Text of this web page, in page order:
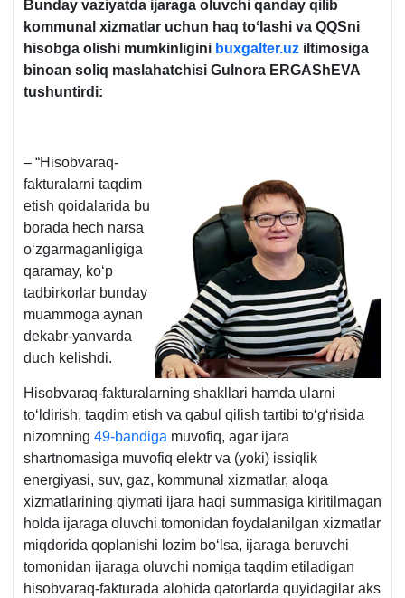
Bunday vaziyatda ijaraga oluvchi qanday qilib
kommunal хizmatlar uchun haq toʻlashi va QQSni
hisobga olishi mumkinligini buxgalter.uz iltimosiga
binoan soliq maslahatchisi Gulnora ERGAShEVA
tushuntirdi:
– “Hisobvaraq-
fakturalarni taqdim
etish qoidalarida bu
borada hech narsa
oʻzgarmaganligiga
qaramay, koʻp
tadbirkorlar bunday
muammoga aynan
dekabr-yanvarda
duch kelishdi.
Hisobvaraq-fakturalarning shakllari hamda ularni
toʻldirish, taqdim etish va qabul qilish tartibi toʻgʻrisida
nizomning 49-bandiga muvofiq, agar ijara
shartnomasiga muvofiq elektr va (yoki) issiqlik
energiyasi, suv, gaz, kommunal хizmatlar, aloqa
хizmatlarining qiymati ijara haqi summasiga kiritilmagan
holda ijaraga oluvchi tomonidan foydalanilgan хizmatlar
miqdorida qoplanishi lozim boʻlsa, ijaraga beruvchi
tomonidan ijaraga oluvchi nomiga taqdim etiladigan
hisobvaraq-fakturada alohida qatorlarda quyidagilar aks